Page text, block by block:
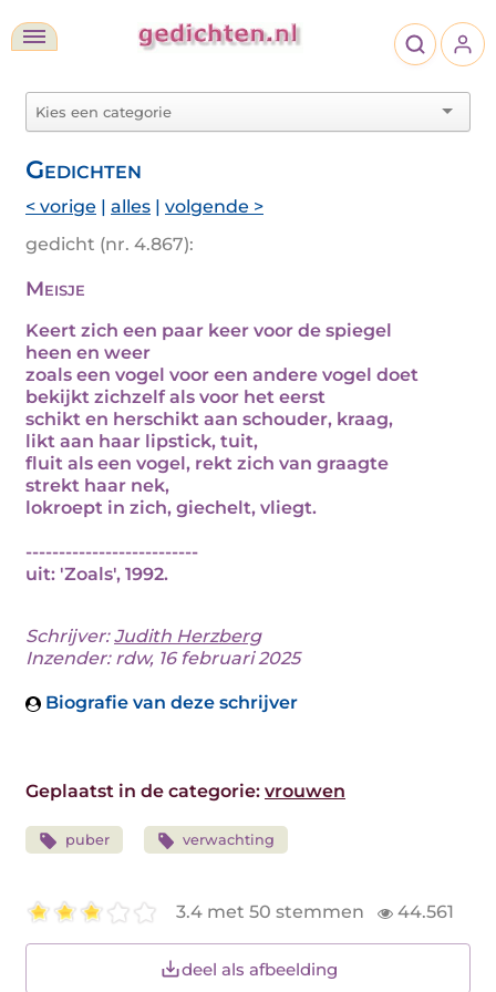
Gedichten
< vorige | alles | volgende >
gedicht (nr. 4.867):
Meisje
Keert zich een paar keer voor de spiegel
heen en weer
zoals een vogel voor een andere vogel doet
bekijkt zichzelf als voor het eerst
schikt en herschikt aan schouder, kraag,
likt aan haar lipstick, tuit,
fluit als een vogel, rekt zich van graagte
strekt haar nek,
lokroept in zich, giechelt, vliegt.
--------------------------
uit: 'Zoals', 1992.
Schrijver:Judith Herzberg
Inzender: rdw, 16 februari 2025
Biografie van deze schrijver
Geplaatst in de categorie: vrouwen
puber verwachting
3.4 met 50 stemmen 44.561
deel als afbeelding